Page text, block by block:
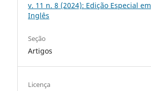
v. 11 n. 8 (2024): Edição Especial em
Inglês
Seção
Artigos
Licença